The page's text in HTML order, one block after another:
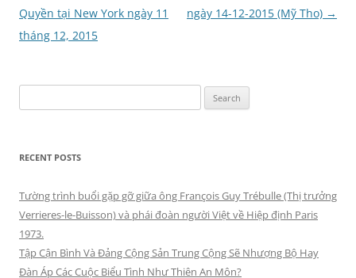
navigation
Quyền tại New York ngày 11
tháng 12, 2015
ngày 14-12-2015 (Mỹ Tho) →
for:
RECENT POSTS
Tường trình buổi gặp gỡ giữa ông François Guy Trébulle (Thị trưởng
Verrieres-le-Buisson) và phái đoàn người Việt về Hiệp định Paris
1973.
Tập Cận Bình Và Đảng Cộng Sản Trung Cộng Sẽ Nhượng Bộ Hay
Đàn Áp Các Cuộc Biểu Tình Như Thiên An Môn?